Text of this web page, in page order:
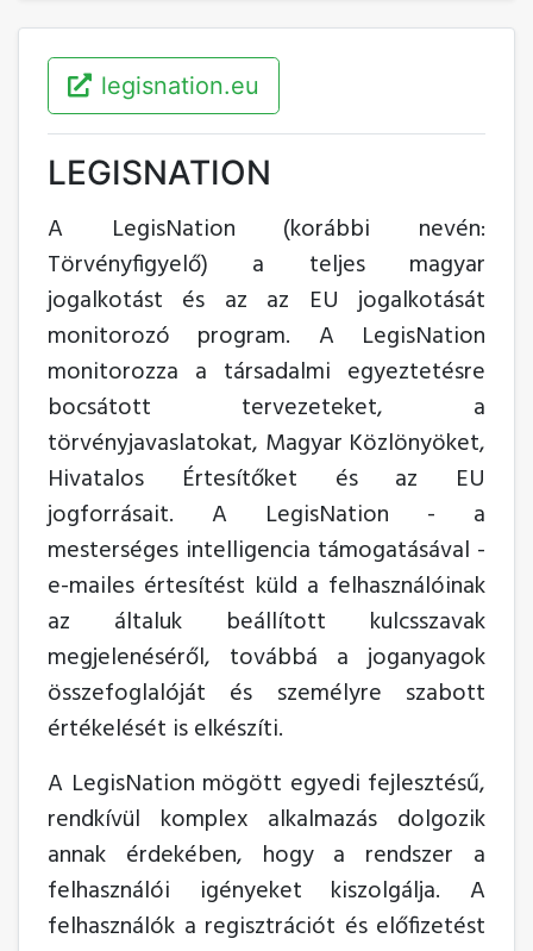
legisnation.eu
LEGISNATION
A LegisNation (korábbi nevén:
Törvényfigyelő) a teljes magyar
jogalkotást és az az EU jogalkotását
monitorozó program. A LegisNation
monitorozza a társadalmi egyeztetésre
bocsátott tervezeteket, a
törvényjavaslatokat, Magyar Közlönyöket,
Hivatalos Értesítőket és az EU
jogforrásait. A LegisNation - a
mesterséges intelligencia támogatásával -
e-mailes értesítést küld a felhasználóinak
az általuk beállított kulcsszavak
megjelenéséről, továbbá a joganyagok
összefoglalóját és személyre szabott
értékelését is elkészíti.
A LegisNation mögött egyedi fejlesztésű,
rendkívül komplex alkalmazás dolgozik
annak érdekében, hogy a rendszer a
felhasználói igényeket kiszolgálja. A
felhasználók a regisztrációt és előfizetést